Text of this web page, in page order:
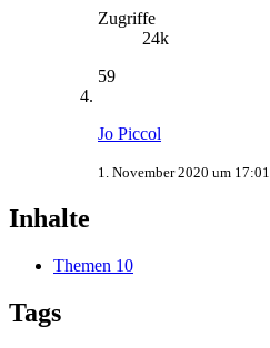
Zugriffe
24k
59
Jo Piccol
1. November 2020 um 17:01
Inhalte
Themen 10
Tags